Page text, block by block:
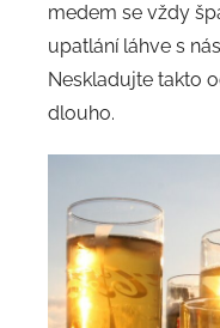
medem se vždy
upatlání láhve s
Neskladujte takto
dlouho.